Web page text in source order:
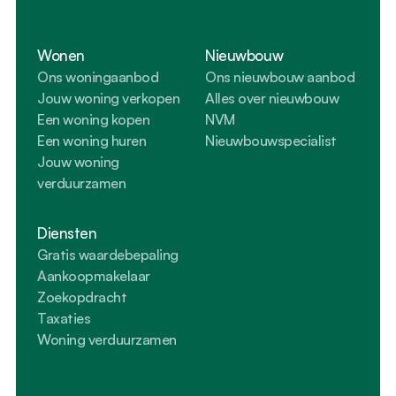
Wonen
Ons woningaanbod
Jouw woning verkopen
Een woning kopen
Een woning huren
Jouw woning
verduurzamen
Nieuwbouw
Ons nieuwbouw aanbod
Alles over nieuwbouw
NVM
Nieuwbouwspecialist
Diensten
Gratis waardebepaling
Aankoopmakelaar
Zoekopdracht
Taxaties
Woning verduurzamen